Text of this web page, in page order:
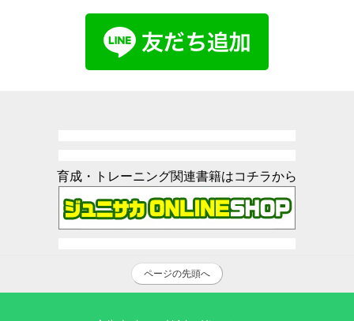
育成・トレーニング関連書籍はコチラから
ページの先頭へ